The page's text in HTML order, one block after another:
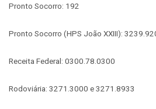
Pronto Socorro: 192
Pronto Socorro (HPS João XXIII):
Receita Federal: 0300.78.0300
Rodoviária: 3271.3000 e 3271.8933